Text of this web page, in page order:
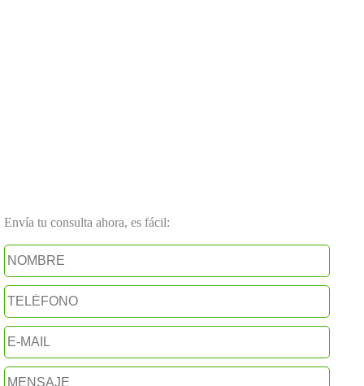
Envía tu consulta ahora, es fácil: